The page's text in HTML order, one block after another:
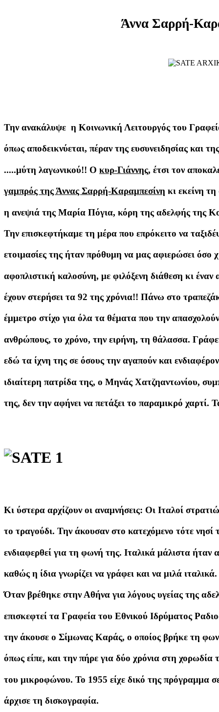
Άννα Σαρρή-
Την ανακάλυψε η Κοινωνική Λειτουργός του
όπως αποδεικνύεται, πέραν της ευσυνειδησίας και
.....μύτη λαγωνικού!! Ο κυρ-Γιάννης, έτσι τον
γαμπρός της Άννας Σαρρή-Καραμπεσίνη κι εκείνη τη
η ανεψιά της Μαρία Πόγια, κόρη της αδελφής της
Την επισκεφτήκαμε τη μέρα που επρόκειτο να
ετοιμασίες της ήταν πρόθυμη να μας αφιερώσει
αφοπλιστική καλοσύνη, με φιλόξενη διάθεση κι έναν
έχουν στερήσει τα 92 της χρόνια!! Πάνω στο
έμμετρο στίχο για όλα τα θέματα που την
ανθρώπους, το χρόνο, την ειρήνη, τη θάλασσα.
εδώ τα ίχνη της σε όσους την αγαπούν και
ιδιαίτερη πατρίδα της, ο Μηνάς Χατζηαντωνίου,
της, δεν την αφήνει να πετάξει το παραμικρό χαρτί.
Κι ύστερα αρχίζουν οι αναμνήσεις: Οι Ιταλοί
το τραγούδι. Την άκουσαν στο κατεχόμενο τότε
ενδιαφερθεί για τη φωνή της. Ιταλικά μάλιστα
καθώς η ίδια γνωρίζει να γράφει και να μιλά ιταλικά.
Όταν βρέθηκε στην Αθήνα για λόγους υγείας της
επισκεφτεί τα Γραφεία του Εθνικού Ιδρύματος
την άκουσε ο Σίμωνας Καράς, ο οποίος βρήκε τη
όπως είπε, και την πήρε για δύο χρόνια στη χορωδία
του μικροφώνου. Το 1955 είχε δικό της πρόγραμμα
άρχισε τη δισκογραφία.